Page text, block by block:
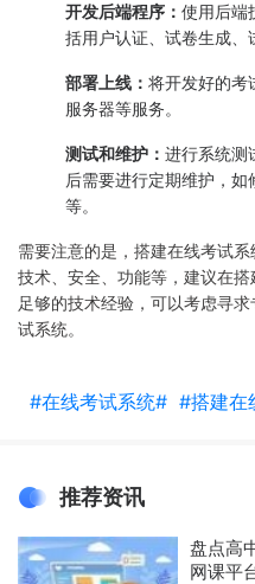
开发后端程序： 使用后端
括用户认证、试卷生成、
部署上线： 将开发好的考
服务器等服务。
测试和维护： 进行系统测
后需要进行定期维护，
等。
需要注意的是，搭建在线考试
技术、安全、功能等，建议在
足够的技术经验，可以考虑寻
试系统。
#在线考试系统# #搭建在
推荐资讯
盘点高
网课平